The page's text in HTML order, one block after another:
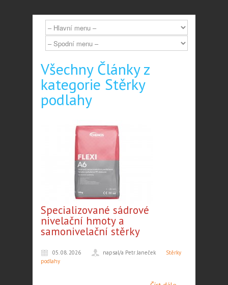
Všechny Články z
kategorie Stěrky
podlahy
Specializované sádrové
nivelační hmoty a
samonivelační stěrky
05. 08. 2026 napsal/a Petr Janeček
Stěrky
podlahy